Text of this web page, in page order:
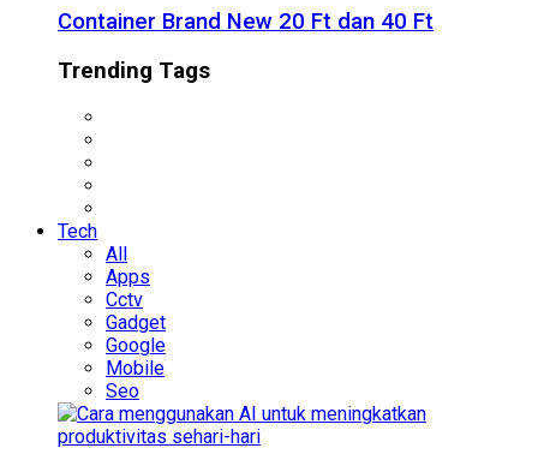
Container Brand New 20 Ft dan 40 Ft
Trending Tags
Tech
All
Apps
Cctv
Gadget
Google
Mobile
Seo